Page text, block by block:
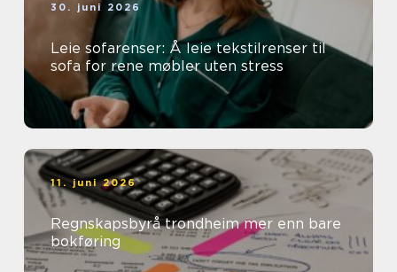
30. juni 2026
Leie sofarenser: Å leie tekstilrenser til
sofa for rene møbler uten stress
11. juni 2026
Regnskapsbyrå trondheim mer enn bare
bokføring